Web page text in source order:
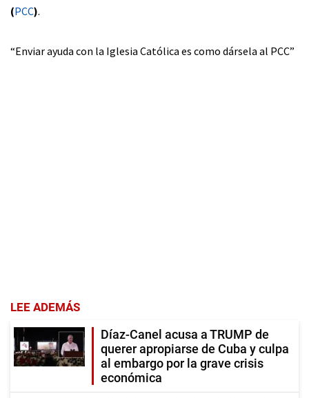
(PCC).
“Enviar ayuda con la Iglesia Católica es como dársela al PCC”
LEE ADEMÁS
Díaz-Canel acusa a TRUMP de
querer apropiarse de Cuba y culpa
al embargo por la grave crisis
económica